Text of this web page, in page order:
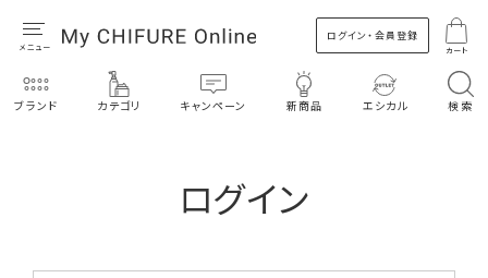
ログイン・会員登録
カート
ブランド カテゴリ キャンペーン 新商品 エシカル 検索
ログイン